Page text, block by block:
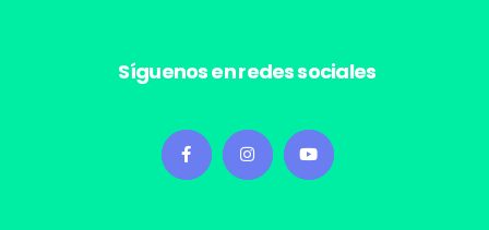
Síguenos en redes sociales